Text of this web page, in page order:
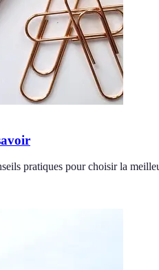
pratiques pour choisir la